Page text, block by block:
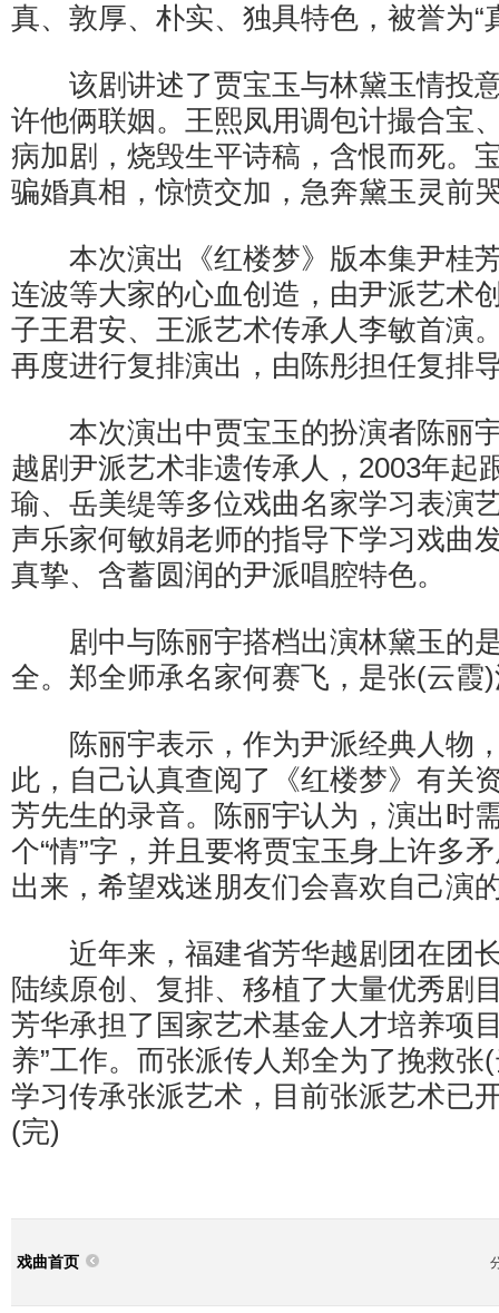
真、敦厚、朴实、独具特色，被誉为“
该剧讲述了贾宝玉与林黛玉情投
许他俩联姻。王熙凤用调包计撮合宝
病加剧，烧毁生平诗稿，含恨而死。
骗婚真相，惊愤交加，急奔黛玉灵前
本次演出《红楼梦》版本集尹桂
连波等大家的心血创造，由尹派艺术
子王君安、王派艺术传承人李敏首演
再度进行复排演出，由陈彤担任复排
本次演出中贾宝玉的扮演者陈丽
越剧尹派艺术非遗传承人，2003年起
瑜、岳美缇等多位戏曲名家学习表演
声乐家何敏娟老师的指导下学习戏曲
真挚、含蓄圆润的尹派唱腔特色。
剧中与陈丽宇搭档出演林黛玉的
全。郑全师承名家何赛飞，是张(云霞
陈丽宇表示，作为尹派经典人物
此，自己认真查阅了《红楼梦》有关
芳先生的录音。陈丽宇认为，演出时
个“情”字，并且要将贾宝玉身上许多
出来，希望戏迷朋友们会喜欢自己演
近年来，福建省芳华越剧团在团
陆续原创、复排、移植了大量优秀剧
芳华承担了国家艺术基金人才培养项
养”工作。而张派传人郑全为了挽救
学习传承张派艺术，目前张派艺术已
(完)
戏曲首页